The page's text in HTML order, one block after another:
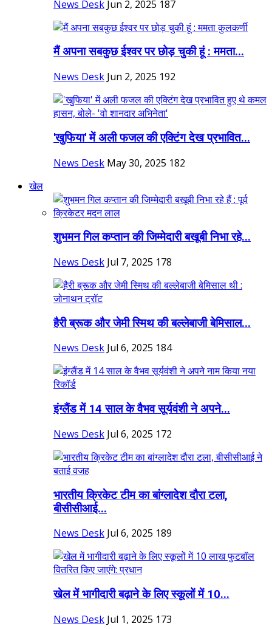
News Desk Jun 2, 2025 187
मैं अपना सबकुछ ईश्वर पर छोड़ चुकी हूं : ममता...
News Desk Jun 2, 2025 192
'खुफिया' में अली फजल की एक्टिंग देख प्रभावित...
News Desk May 30, 2025 182
खेल
शुभमन गिल कप्तान की जिम्मेदारी बखूबी निभा रहे...
News Desk Jul 7, 2025 178
हैरी ब्रूक और जेमी स्मिथ की बल्लेबाजी बेमिसाल...
News Desk Jul 6, 2025 184
इंग्लैंड में 14 साल के वैभव सूर्यवंशी ने अपने...
News Desk Jul 6, 2025 172
भारतीय क्रिकेट टीम का बांग्लादेश दौरा टला,
बीसीसीआई...
News Desk Jul 6, 2025 189
खेल में भागीदारी बढ़ाने के लिए स्कूलों में 10...
News Desk Jul 1, 2025 173